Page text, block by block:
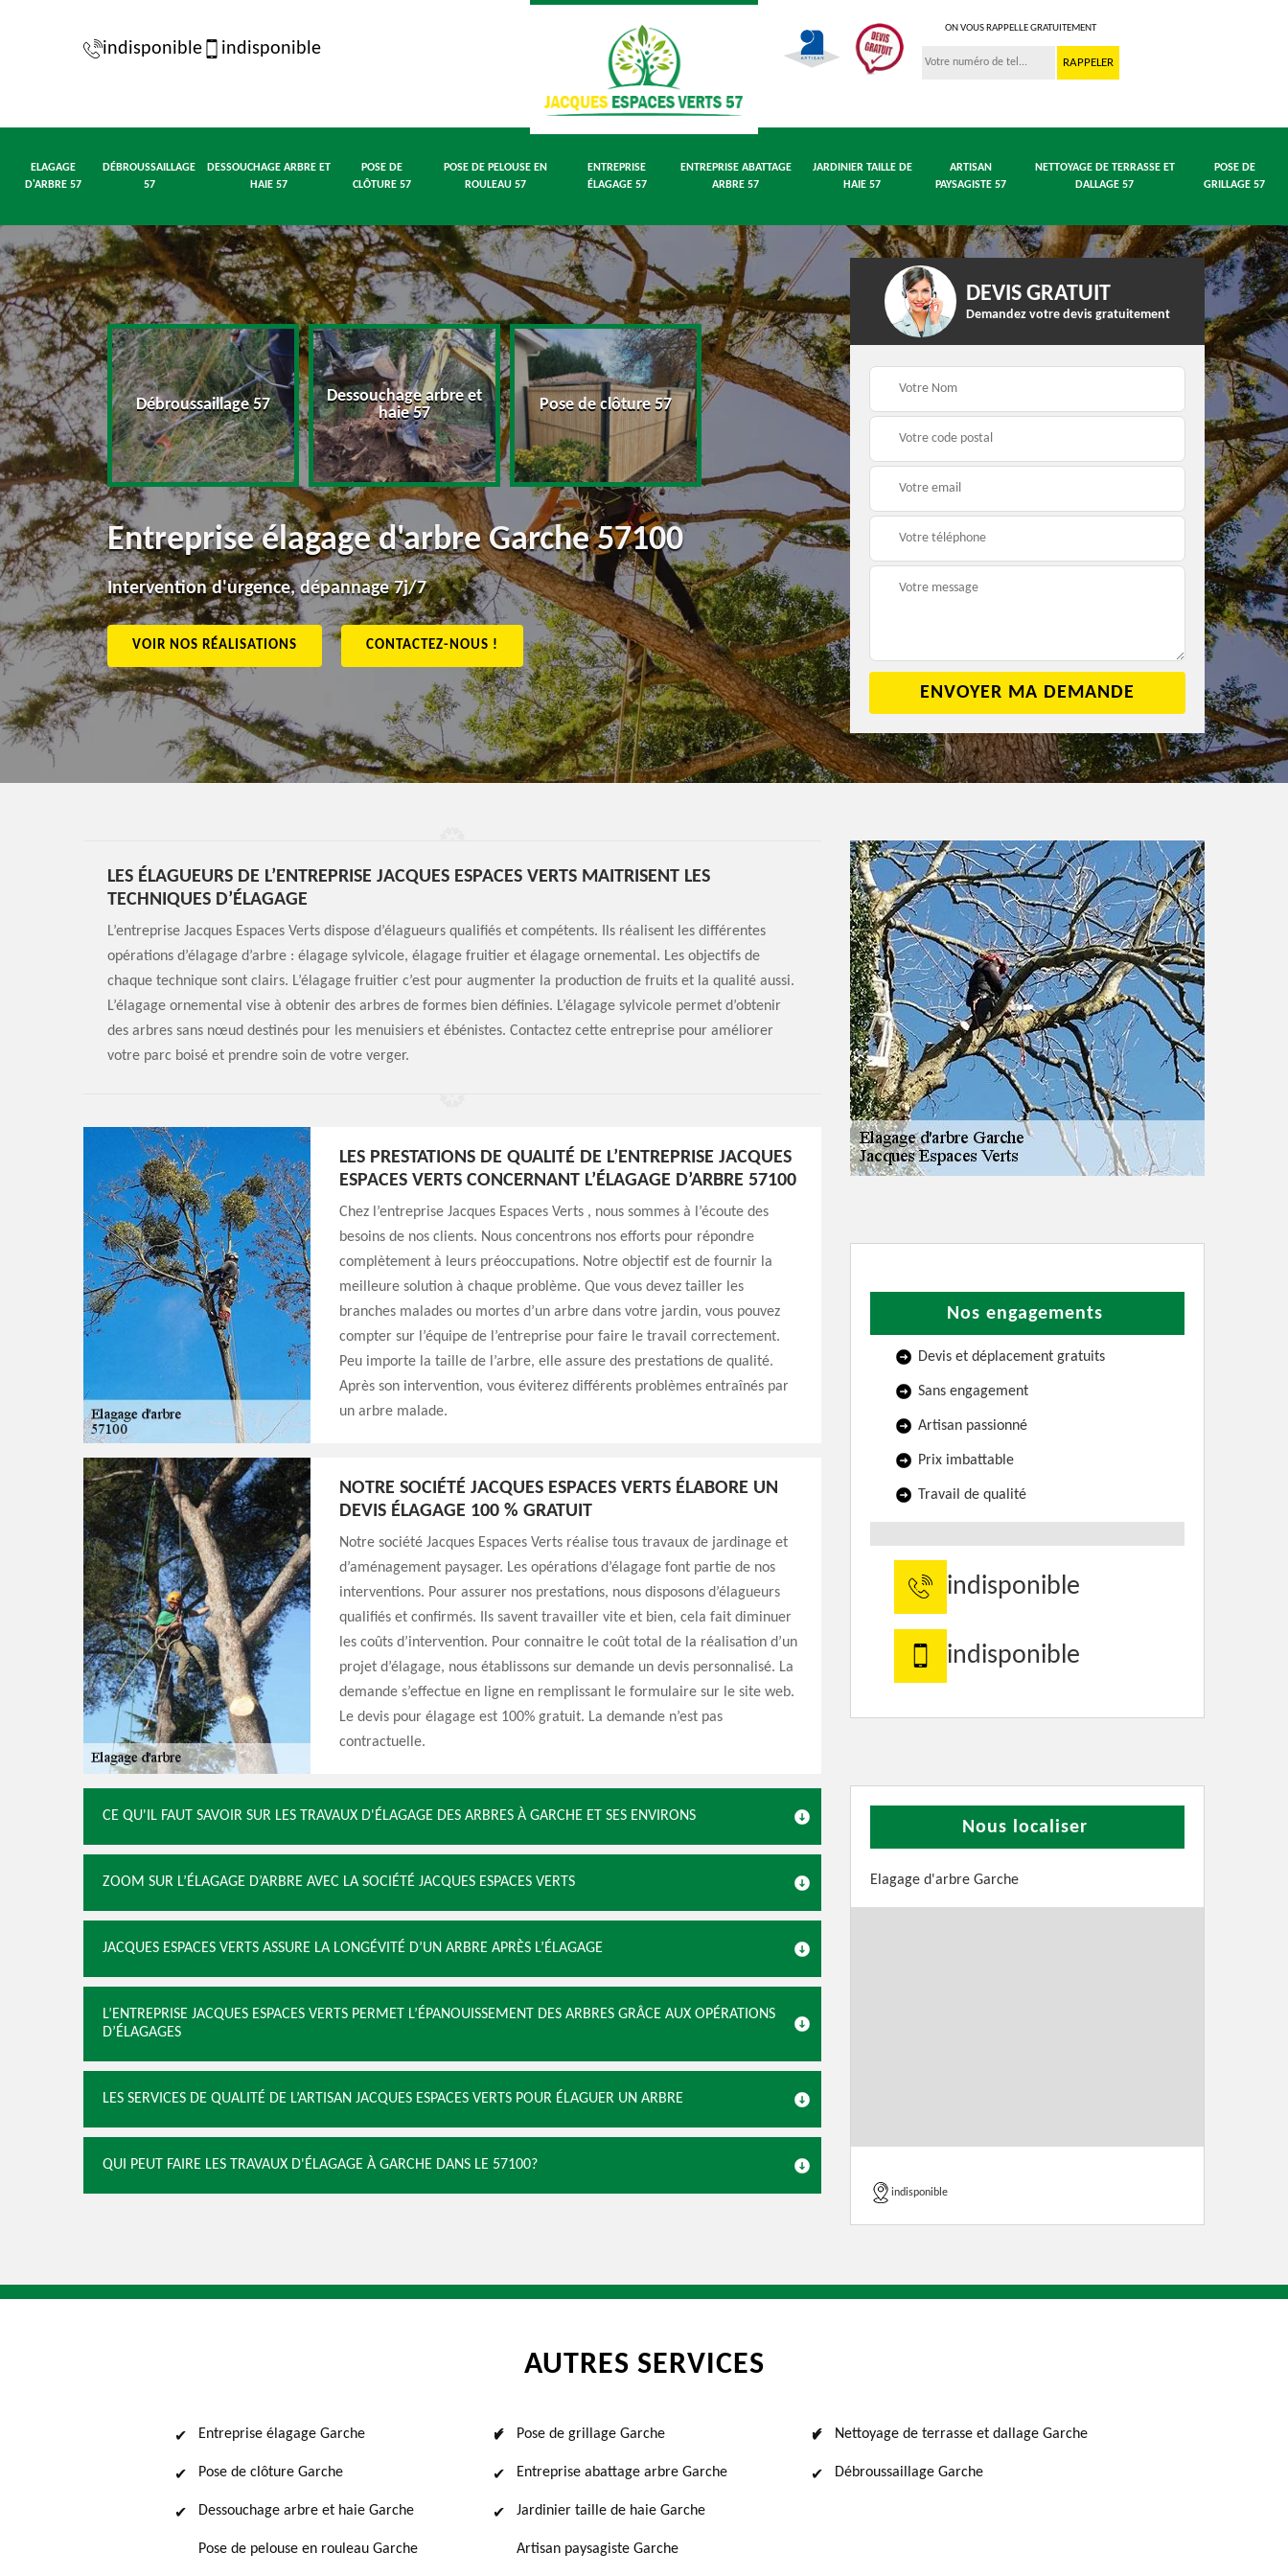
indisponible indisponible
ON VOUS RAPPELLE GRATUITEMENT
ELAGAGE
D'ARBRE 57
DÉBROUSSAILLAGE
57
DESSOUCHAGE ARBRE ET
HAIE 57
POSE DE
CLÔTURE 57
POSE DE PELOUSE EN
ROULEAU 57
ENTREPRISE
ÉLAGAGE 57
ENTREPRISE ABATTAGE
ARBRE 57
JARDINIER TAILLE DE
HAIE 57
ARTISAN
PAYSAGISTE 57
NETTOYAGE DE TERRASSE ET
DALLAGE 57
POSE DE
GRILLAGE 57
57 Débroussaillage 57
Dessouchage arbre et
haie 57
Pose de clôture 57
Pose de pelouse en
rouleau 57
Entreprise abattage
arbre 57
Entreprise élagage d'arbre Garche 57100
Intervention d'urgence, dépannage 7j/7
VOIR NOS RÉALISATIONS CONTACTEZ-NOUS !
DEVIS GRATUIT
Demandez votre devis gratuitement
LES ÉLAGUEURS DE L’ENTREPRISE JACQUES ESPACES VERTS MAITRISENT LES
TECHNIQUES D’ÉLAGAGE
L’entreprise Jacques Espaces Verts dispose d’élagueurs qualifiés et compétents. Ils réalisent les différentes
opérations d’élagage d’arbre : élagage sylvicole, élagage fruitier et élagage ornemental. Les objectifs de
chaque technique sont clairs. L’élagage fruitier c’est pour augmenter la production de fruits et la qualité aussi.
L’élagage ornemental vise à obtenir des arbres de formes bien définies. L’élagage sylvicole permet d’obtenir
des arbres sans nœud destinés pour les menuisiers et ébénistes. Contactez cette entreprise pour améliorer
votre parc boisé et prendre soin de votre verger.
LES PRESTATIONS DE QUALITÉ DE L’ENTREPRISE JACQUES
ESPACES VERTS CONCERNANT L’ÉLAGAGE D’ARBRE 57100
Chez l’entreprise Jacques Espaces Verts , nous sommes à l’écoute des
besoins de nos clients. Nous concentrons nos efforts pour répondre
complètement à leurs préoccupations. Notre objectif est de fournir la
meilleure solution à chaque problème. Que vous devez tailler les
branches malades ou mortes d’un arbre dans votre jardin, vous pouvez
compter sur l’équipe de l’entreprise pour faire le travail correctement.
Peu importe la taille de l’arbre, elle assure des prestations de qualité.
Après son intervention, vous éviterez différents problèmes entraînés par
un arbre malade.
NOTRE SOCIÉTÉ JACQUES ESPACES VERTS ÉLABORE UN
DEVIS ÉLAGAGE 100 % GRATUIT
Notre société Jacques Espaces Verts réalise tous travaux de jardinage et
d’aménagement paysager. Les opérations d’élagage font partie de nos
interventions. Pour assurer nos prestations, nous disposons d’élagueurs
qualifiés et confirmés. Ils savent travailler vite et bien, cela fait diminuer
les coûts d’intervention. Pour connaitre le coût total de la réalisation d’un
projet d’élagage, nous établissons sur demande un devis personnalisé. La
demande s’effectue en ligne en remplissant le formulaire sur le site web.
Le devis pour élagage est 100% gratuit. La demande n’est pas
contractuelle.
CE QU'IL FAUT SAVOIR SUR LES TRAVAUX D'ÉLAGAGE DES ARBRES À GARCHE ET SES ENVIRONS
ZOOM SUR L’ÉLAGAGE D’ARBRE AVEC LA SOCIÉTÉ JACQUES ESPACES VERTS
JACQUES ESPACES VERTS ASSURE LA LONGÉVITÉ D’UN ARBRE APRÈS L’ÉLAGAGE
L’ENTREPRISE JACQUES ESPACES VERTS PERMET L’ÉPANOUISSEMENT DES ARBRES GRÂCE AUX OPÉRATIONS
D’ÉLAGAGES
LES SERVICES DE QUALITÉ DE L’ARTISAN JACQUES ESPACES VERTS POUR ÉLAGUER UN ARBRE
QUI PEUT FAIRE LES TRAVAUX D'ÉLAGAGE À GARCHE DANS LE 57100?
Nos engagements
Devis et déplacement gratuits
Sans engagement
Artisan passionné
Prix imbattable
Travail de qualité
indisponible
indisponible
Nous localiser
Elagage d'arbre Garche
indisponible
AUTRES SERVICES
Entreprise élagage Garche
Pose de clôture Garche
Dessouchage arbre et haie Garche
Pose de pelouse en rouleau Garche
Pose de grillage Garche
Entreprise abattage arbre Garche
Jardinier taille de haie Garche
Artisan paysagiste Garche
Nettoyage de terrasse et dallage Garche
Débroussaillage Garche